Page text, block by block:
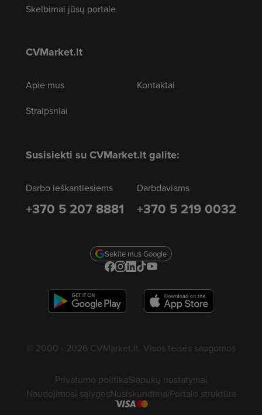
Skelbimai jūsų portale
CVMarket.lt
Apie mus
Straipsniai
Kontaktai
Susisiekti su CVMarket.lt galite:
Darbo ieškantiesiems
+370 5 207 8881
Darbdaviams
+370 5 219 0032
Sekite mus Google
© 2000 - 2026 CVMarket.lt. Visos teisės saugomos
Privatumo politikaSlapukų nustatymai
Naudojimosi sąlygosNusiskundimaiPortalo struktūra